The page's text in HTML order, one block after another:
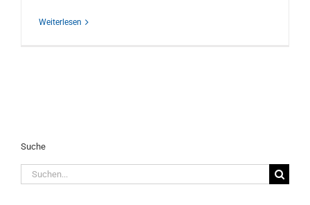
Weiterlesen
Suche
Suche
nach: